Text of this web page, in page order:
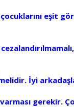
eşit
İyi
gerekir.